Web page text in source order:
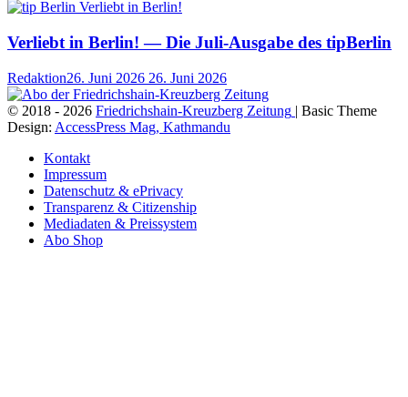
Verliebt in Berlin! — Die Juli-Ausgabe des tipBerlin
Redaktion26. Juni 2026 26. Juni 2026
© 2018 - 2026 Friedrichshain-Kreuzberg Zeitung | Basic Theme
Design: AccessPress Mag, Kathmandu
Kontakt
Impressum
Datenschutz & ePrivacy
Transparenz & Citizenship
Mediadaten & Preissystem
Abo Shop